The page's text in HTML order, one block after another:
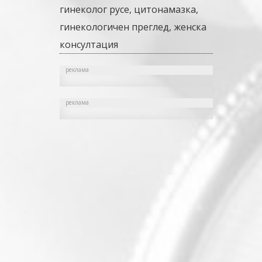
гинеколог русе, цитонамазка,
гинекологичен преглед, женска
консултация
реклама
реклама